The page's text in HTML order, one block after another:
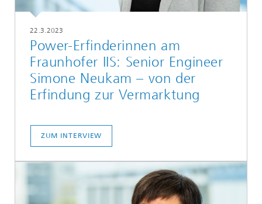
22.3.2023
Power-Erfinderinnen am
Fraunhofer IIS: Senior Engineer
Simone Neukam – von der
Erfindung zur Vermarktung
ZUM INTERVIEW